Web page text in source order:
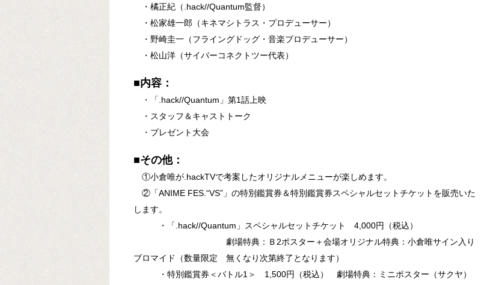
・橘正紀（.hack//Quantum監督）
・松家雄一郎（キネマシトラス・プロデューサー）
・野崎圭一（フライングドッグ・音楽プロデューサー）
・松山洋（サイバーコネクトツー代表）
■内容：
・「.hack//Quantum」第1話上映
・スタッフ＆キャストトーク
・プレゼント大会
■その他：
①小倉唯が.hackTVで考案したオリジナルメニューが楽しめます。
②「ANIME FES.“VS”」の特別鑑賞券＆特別鑑賞券スペシャルセットチケットを販売いた
します。
・「.hack//Quantum」スペシャルセットチケット 4,000円（税込）
劇場特典：Ｂ2ポスター＋会場オリジナル特典：小倉唯サイン入り
ブロマイド（数量限定 無くなり次第終了となります）
・特別鑑賞券＜バトル1＞ 1,500円（税込） 劇場特典：ミニポスター（サクヤ）